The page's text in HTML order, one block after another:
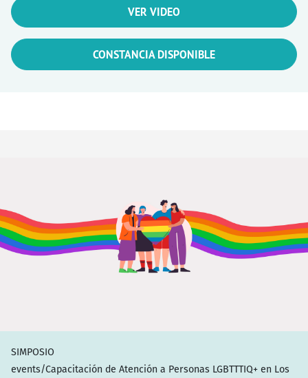
VER VIDEO
CONSTANCIA DISPONIBLE
SIMPOSIO
events/Capacitación de Atención a Personas LGBTTTIQ+ en Los